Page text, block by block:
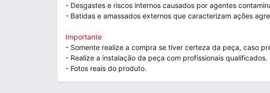
- Desgastes e riscos internos causados por agentes
- Batidas e amassados externos que caracterizam ações
Importante
- Somente realize a compra se tiver certeza da peça, caso
- Realize a instalação da peça com profissionais qualificados.
- Fotos reais do produto.